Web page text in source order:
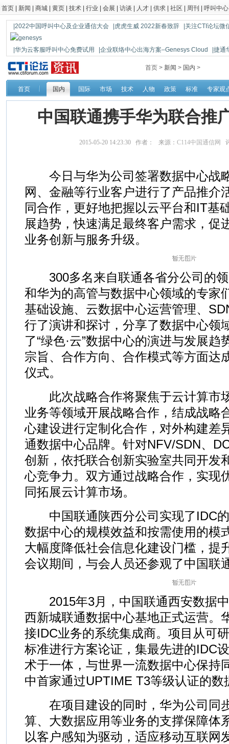
首页 新闻 商城 黄页 技术 行业 会展 访谈 人才 供求 社区 周刊 呼叫中心
|2022中国呼叫中心及企业通信大会 |虎虎生威 2022新春致辞 |关注CTI论坛微
|华为云客服呼叫中心免费试用 |企业联络中心出海方案–Genesys Cloud
|捷通
|鼎信通达新一代语音网关DAG1000-4S
首页 > 新闻 > 国内 >
首页 国内 国际 市场 技术 人物 政策 标准 专家观
中国联通携手华为联合推
2015-05-20 14:23:30 作者： 来源： C114中国通信网
今日与华为公司签署数据中心战
网、金融等行业客户进行了产品推介
同合作，更好地把握以云平台和IT基
展趋势，快速满足最终客户需求，促
业务创新与服务升级。
300多名来自联通各省分公司的领
和华为的高管与数据中心领域的专家
基础设施、云数据中心运营管理、
行了演讲和探讨，分享了数据中心领
了“绿色·云”数据中心的演进与发展
宗旨、合作方向、合作模式等方面达
仪式。
此次战略合作将聚焦于云计算市
业务等领域开展战略合作，结成战略
心建设进行定制化合作，对外构建差
通数据中心品牌。针对NFV/SDN、
创新，依托联合创新实验室共同开发
心竞争力。双方通过战略合作，实现
同拓展云计算市场。
中国联通陕西分公司实现了IDC的
数据中心的规模效益和按需使用的模
大幅度降低社会信息化建设门槛，提
会议期间，与会人员还参观了中国联
2015年3月，中国联通西安数据中
西新城联通数据中心基地正式运营。
接IDC业务的系统集成商。项目从可
标准进行方案论证，集最先进的IDC
术于一体，与世界一流数据中心保持
中首家通过UPTIME T3等级认证的数
在项目建设的同时，华为公司同
算、大数据应用等业务的支撑保障体
以客户感知为驱动，适应移动互联网